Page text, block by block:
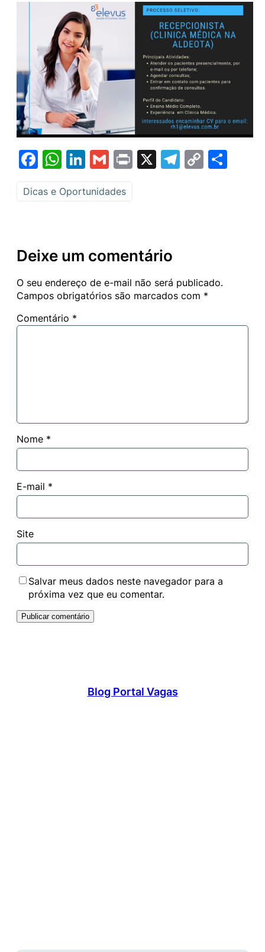
Facebook
WhatsApp
LinkedIn
GmailPrint
X Telegram
Copy
Dicas e Oportunidades
Deixe um comentário
O seu endereço de e-mail não será publicado.
Campos obrigatórios são marcados com *
Comentário *
Nome *
E-mail *
Site
Salvar meus dados neste navegador para a
próxima vez que eu comentar.
Blog Portal Vagas